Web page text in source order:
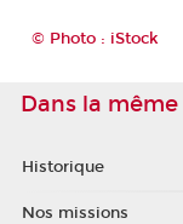
© Photo : iStock
Dans la
Historique
Nos missions